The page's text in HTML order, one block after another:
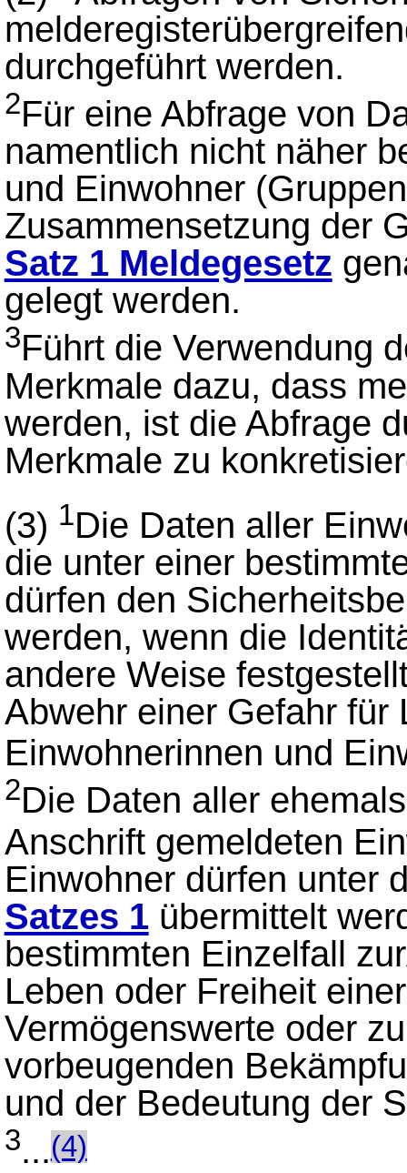
durchgeführt werden.
2Für eine Abfrage von
namentlich nicht näher
und Einwohner
Zusammensetzung der
Satz 1 Meldegesetz
gelegt werden.
3Führt die Verwendung
Merkmale dazu, dass
werden, ist die Abfrage
Merkmale zu
(3) 1Die Daten aller
die unter einer
dürfen den
werden, wenn die
andere Weise
Abwehr einer Gefahr für
Einwohnerinnen und
2Die Daten aller
Anschrift gemeldeten
Einwohner dürfen unter
Satzes 1übermittelt
bestimmten Einzelfall
Leben oder Freiheit
Vermögenswerte oder
vorbeugenden
und der Bedeutung der
3...(4)